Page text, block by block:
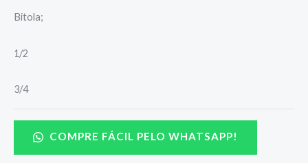
Bitola;
1/2
3/4
COMPRE FÁCIL PELO WHATSAPP!